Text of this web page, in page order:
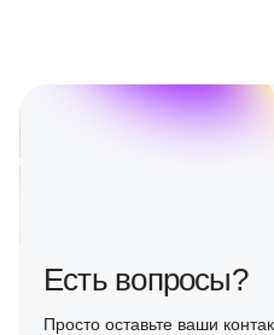
Есть вопросы?
Просто оставьте ваши